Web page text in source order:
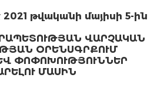
թվականի մայիսի 5-ին
ՎԱՐՉԱԿԱՆ
ՕՐԵՆՍԳՐՔՈՒՄ
ՓՈՓՈԽՈՒԹՅՈՒՆՆԵՐ
ՄԱՍԻՆ